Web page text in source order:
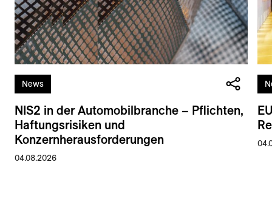
News
NIS2 in der Automobilbranche – Pflichten,
Haftungsrisiken und
Konzernherausforderungen
04.08.2026